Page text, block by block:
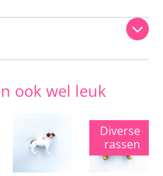
ook wel leuk
Diverse
rassen